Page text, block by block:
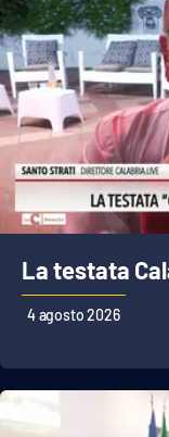
La testata
4 agosto 2026